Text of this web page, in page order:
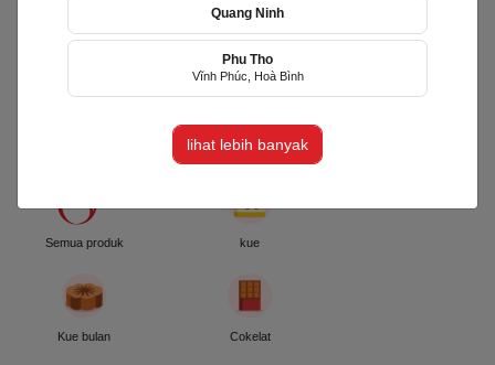
Bếp Hai Chị Em
phường Xóm Chiếu, TP Hồ Chí
Semua produk kue
Kue bulan Cokelat
Quang Ninh
Phu Tho
Vĩnh Phúc, Hoà Bình
lihat lebih banyak